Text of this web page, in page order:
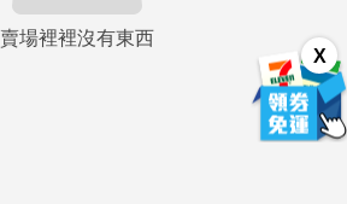
X
賣場裡裡沒有東西